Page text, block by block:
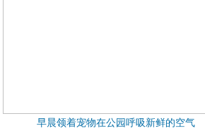
早晨领着宠物在公园呼吸新鲜的空气